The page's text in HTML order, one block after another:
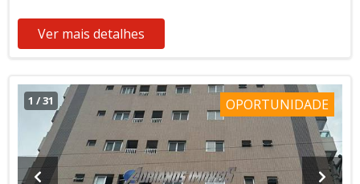
Ver mais detalhes
1 /31 OPORTUNIDADE